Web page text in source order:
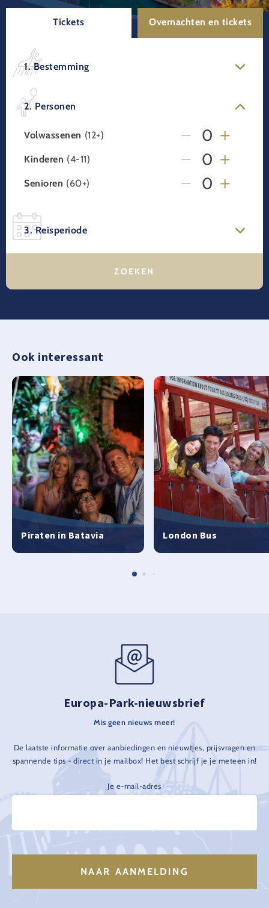
Tickets Overnachten en tickets
1. Bestemming
2. Personen
Volwassenen (12+)
Kinderen (4-11)
Senioren (60+)
3. Reisperiode
Ook interessant
Piraten in Batavia London Bus
Europa-Park-nieuwsbrief
Mis geen nieuws meer!
De laatste informatie over aanbiedingen en nieuwtjes, prijsvragen en
spannende tips - direct in je mailbox! Het best schrijf je je meteen in!
Je e-mail-adres